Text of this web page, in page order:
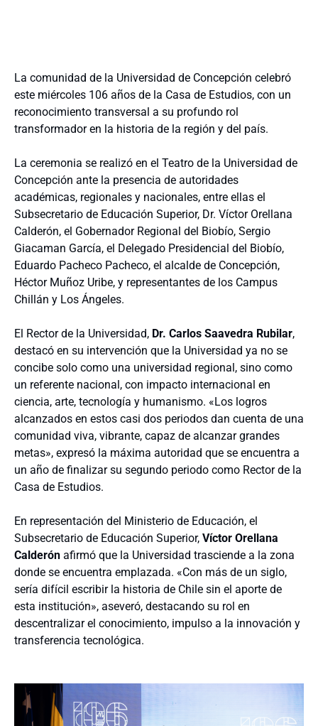
La comunidad de la Universidad de Concepción celebró
este miércoles 106 años de la Casa de Estudios, con un
reconocimiento transversal a su profundo rol
transformador en la historia de la región y del país.
La ceremonia se realizó en el Teatro de la Universidad de
Concepción ante la presencia de autoridades
académicas, regionales y nacionales, entre ellas el
Subsecretario de Educación Superior, Dr. Víctor Orellana
Calderón, el Gobernador Regional del Biobío, Sergio
Giacaman García, el Delegado Presidencial del Biobío,
Eduardo Pacheco Pacheco, el alcalde de Concepción,
Héctor Muñoz Uribe, y representantes de los Campus
Chillán y Los Ángeles.
El Rector de la Universidad, Dr. Carlos Saavedra Rubilar,
destacó en su intervención que la Universidad ya no se
concibe solo como una universidad regional, sino como
un referente nacional, con impacto internacional en
ciencia, arte, tecnología y humanismo. «Los logros
alcanzados en estos casi dos periodos dan cuenta de una
comunidad viva, vibrante, capaz de alcanzar grandes
metas», expresó la máxima autoridad que se encuentra a
un año de finalizar su segundo periodo como Rector de la
Casa de Estudios.
En representación del Ministerio de Educación, el
Subsecretario de Educación Superior, Víctor Orellana
Calderón afirmó que la Universidad trasciende a la zona
donde se encuentra emplazada. «Con más de un siglo,
sería difícil escribir la historia de Chile sin el aporte de
esta institución», aseveró, destacando su rol en
descentralizar el conocimiento, impulso a la innovación y
transferencia tecnológica.